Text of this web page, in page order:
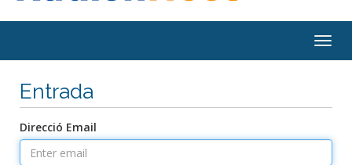
Entrada
Direcció Email